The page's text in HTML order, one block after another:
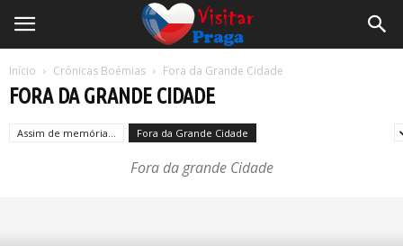
Início Crónicas Boémias Fora da Grande Cidade
FORA DA GRANDE CIDADE
Assim de memória...
Fora da Grande Cidade
Fora da grande Cidade